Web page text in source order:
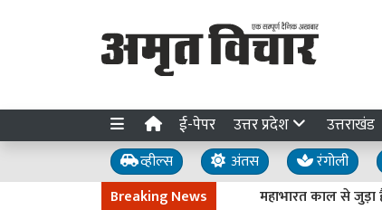
ई-पेपर उत्तर प्रदेश उत्तराखंड
व्हील्स अंतस रंगोली
Breaking News
महाभारत काल से जुड़ा है